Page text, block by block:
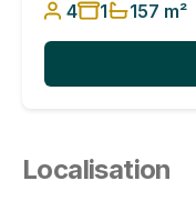
4 1 157 m²
Localisation